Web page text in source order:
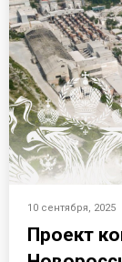
10 сентября, 2025
Проект